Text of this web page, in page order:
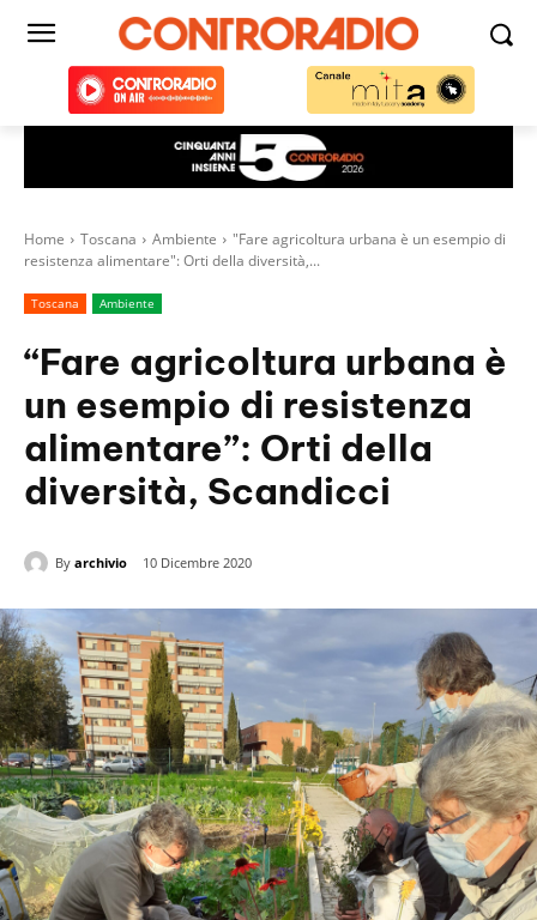
Home Toscana Ambiente
"Fare agricoltura urbana è un esempio di
resistenza alimentare": Orti della diversità,...
Toscana Ambiente
“Fare agricoltura urbana è
un esempio di resistenza
alimentare”: Orti della
diversità, Scandicci
By archivio 10 Dicembre 2020